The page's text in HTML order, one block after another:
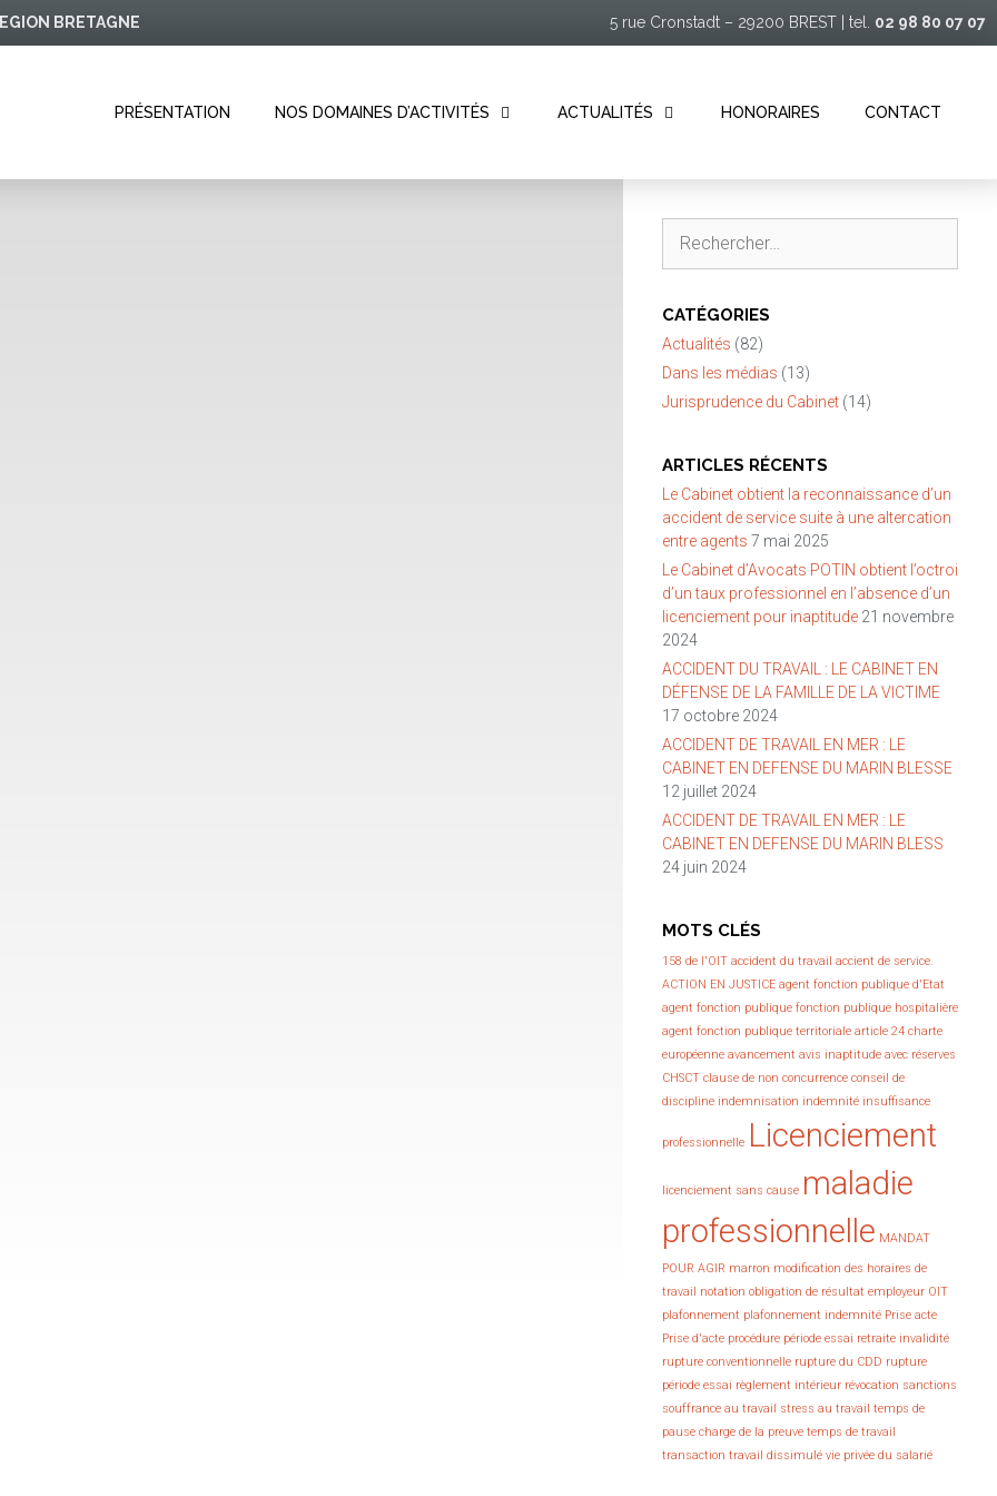
5 rue Cronstadt – 29200 BREST | tel. 02 98 80 07 07
BRETAGNE
PRÉSENTATION NOS DOMAINES D’ACTIVITÉS ACTUALITÉS HONORAIRES CONTACT
CATÉGORIES
Actualités (82)
Dans les médias (13)
Jurisprudence du Cabinet (14)
ARTICLES RÉCENTS
Le Cabinet obtient la reconnaissance d’un
accident de service suite à une altercation
entre agents 7 mai 2025
Le Cabinet d’Avocats POTIN obtient l’octroi
d’un taux professionnel en l’absence d’un
licenciement pour inaptitude 21 novembre
2024
ACCIDENT DU TRAVAIL : LE CABINET EN
DÉFENSE DE LA FAMILLE DE LA VICTIME
17 octobre 2024
ACCIDENT DE TRAVAIL EN MER : LE
CABINET EN DEFENSE DU MARIN BLESSE
12 juillet 2024
ACCIDENT DE TRAVAIL EN MER : LE
CABINET EN DEFENSE DU MARIN BLESS
24 juin 2024
MOTS CLÉS
158 de l'OIT accident du travail accient de service.
ACTION EN JUSTICE agent fonction publique d'Etat
agent fonction publique fonction publique hospitalière
agent fonction publique territoriale article 24 charte
européenne avancement avis inaptitude avec réserves
CHSCT clause de non concurrence conseil de
discipline indemnisation indemnité insuffisance
professionnelle Licenciement
licenciement sans cause maladie
professionnelle MANDAT
POUR AGIR marron modification des horaires de
travail notation obligation de résultat employeur OIT
plafonnement plafonnement indemnité Prise acte
Prise d'acte procédure période essai retraite invalidité
rupture conventionnelle rupture du CDD rupture
période essai règlement intérieur révocation sanctions
souffrance au travail stress au travail temps de
pause charge de la preuve temps de travail
transaction travail dissimulé vie privée du salarié